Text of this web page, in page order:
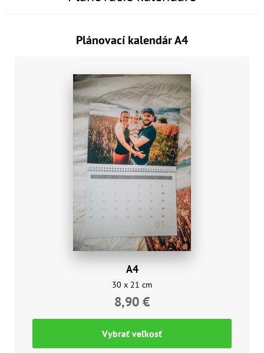
Plánovací kalendár A4
A4
30 x 21 cm
8,90 €
Vybrať veľkosť